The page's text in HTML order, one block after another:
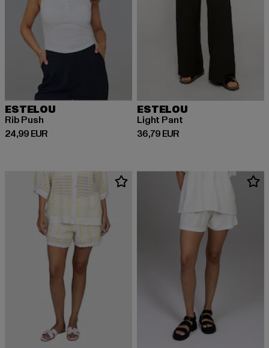
ESTELOU
Rib Push
24,99 EUR
Prix courant: 24,99 EUR
ESTELOU
Light Pant
36,79 EUR
Prix courant: 36,79 EUR